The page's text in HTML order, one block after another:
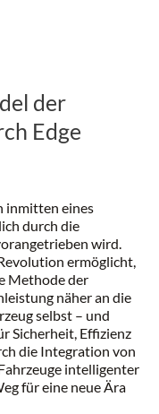
der
Edge
inmitten eines
durch die
wird.
ermöglicht,
Methode der
näher an die
selbst – und
Sicherheit, Effizienz
die Integration von
intelligenter
für eine neue Ära